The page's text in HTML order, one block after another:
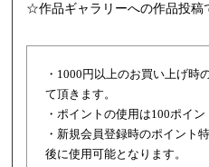
☆作品ギャラリーへの作品投稿
・1000円以上のお買い上げ時
て頂きます。
・ポイントの使用は100ポイ
・新規会員登録時のポイント
後に使用可能となります。